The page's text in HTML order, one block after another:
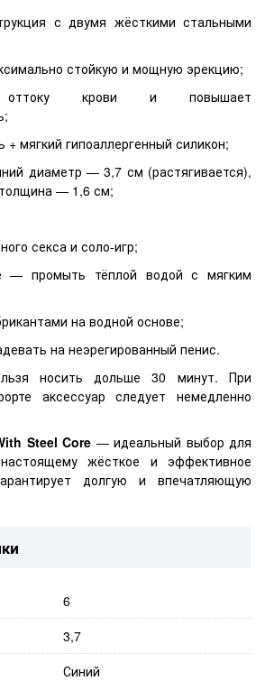
с двумя жёсткими стальными
стойкую и мощную эрекцию;
оттоку крови и повышает
мягкий гипоаллергенный силикон;
диаметр — 3,7 см (растягивается),
— 1,6 см;
секса и соло-игр;
— промыть тёплой водой с мягким
на водной основе;
на неэрегированный пенис.
носить дольше 30 минут. При
аксессуар следует немедленно
Steel Core — идеальный выбор для
жёсткое и эффективное
долгую и впечатляющую
6
3,7
Синий